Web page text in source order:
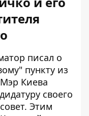
писал о
пункту из
Киева
своего
Этим